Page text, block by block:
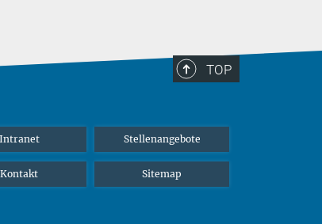
TOP
Intranet Stellenangebote
Kontakt Sitemap